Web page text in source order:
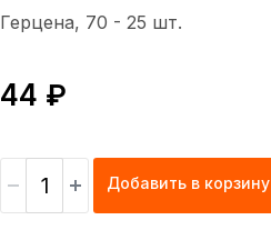
Герцена, 70 - 25 шт.
44 ₽
Добавить в корзину